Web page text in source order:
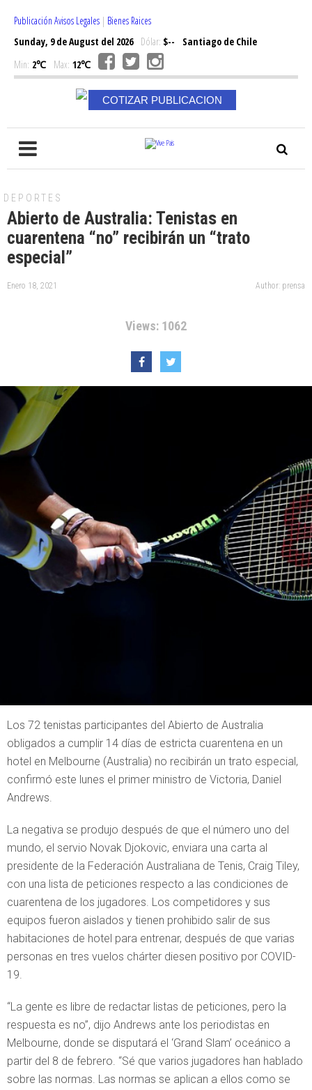
Publicación Avisos Legales | Bienes Raices
Sunday, 9 de August del 2026Dólar: $--
Santiago de Chile
Min: 2℃ Max: 12℃
COTIZAR PUBLICACION
DEPORTES
Abierto de Australia: Tenistas en
cuarentena “no” recibirán un “trato
especial”
Enero 18, 2021 Author: prensa
Views: 1062
Los 72 tenistas participantes del Abierto de Australia
obligados a cumplir 14 días de estricta cuarentena en un
hotel en Melbourne (Australia) no recibirán un trato especial,
confirmó este lunes el primer ministro de Victoria, Daniel
Andrews.
La negativa se produjo después de que el número uno del
mundo, el servio Novak Djokovic, enviara una carta al
presidente de la Federación Australiana de Tenis, Craig Tiley,
con una lista de peticiones respecto a las condiciones de
cuarentena de los jugadores. Los competidores y sus
equipos fueron aislados y tienen prohibido salir de sus
habitaciones de hotel para entrenar, después de que varias
personas en tres vuelos chárter diesen positivo por COVID-
19.
“La gente es libre de redactar listas de peticiones, pero la
respuesta es no”, dijo Andrews ante los periodistas en
Melbourne, donde se disputará el ‘Grand Slam’ oceánico a
partir del 8 de febrero. “Sé que varios jugadores han hablado
sobre las normas. Las normas se aplican a ellos como se